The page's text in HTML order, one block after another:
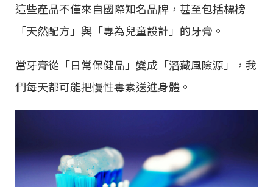
這些產品不僅來自國際知名品牌，甚至包括標榜
「天然配方」與「專為兒童設計」的牙膏。
當牙膏從「日常保健品」變成「潛藏風險源」，我
們每天都可能把慢性毒素送進身體。